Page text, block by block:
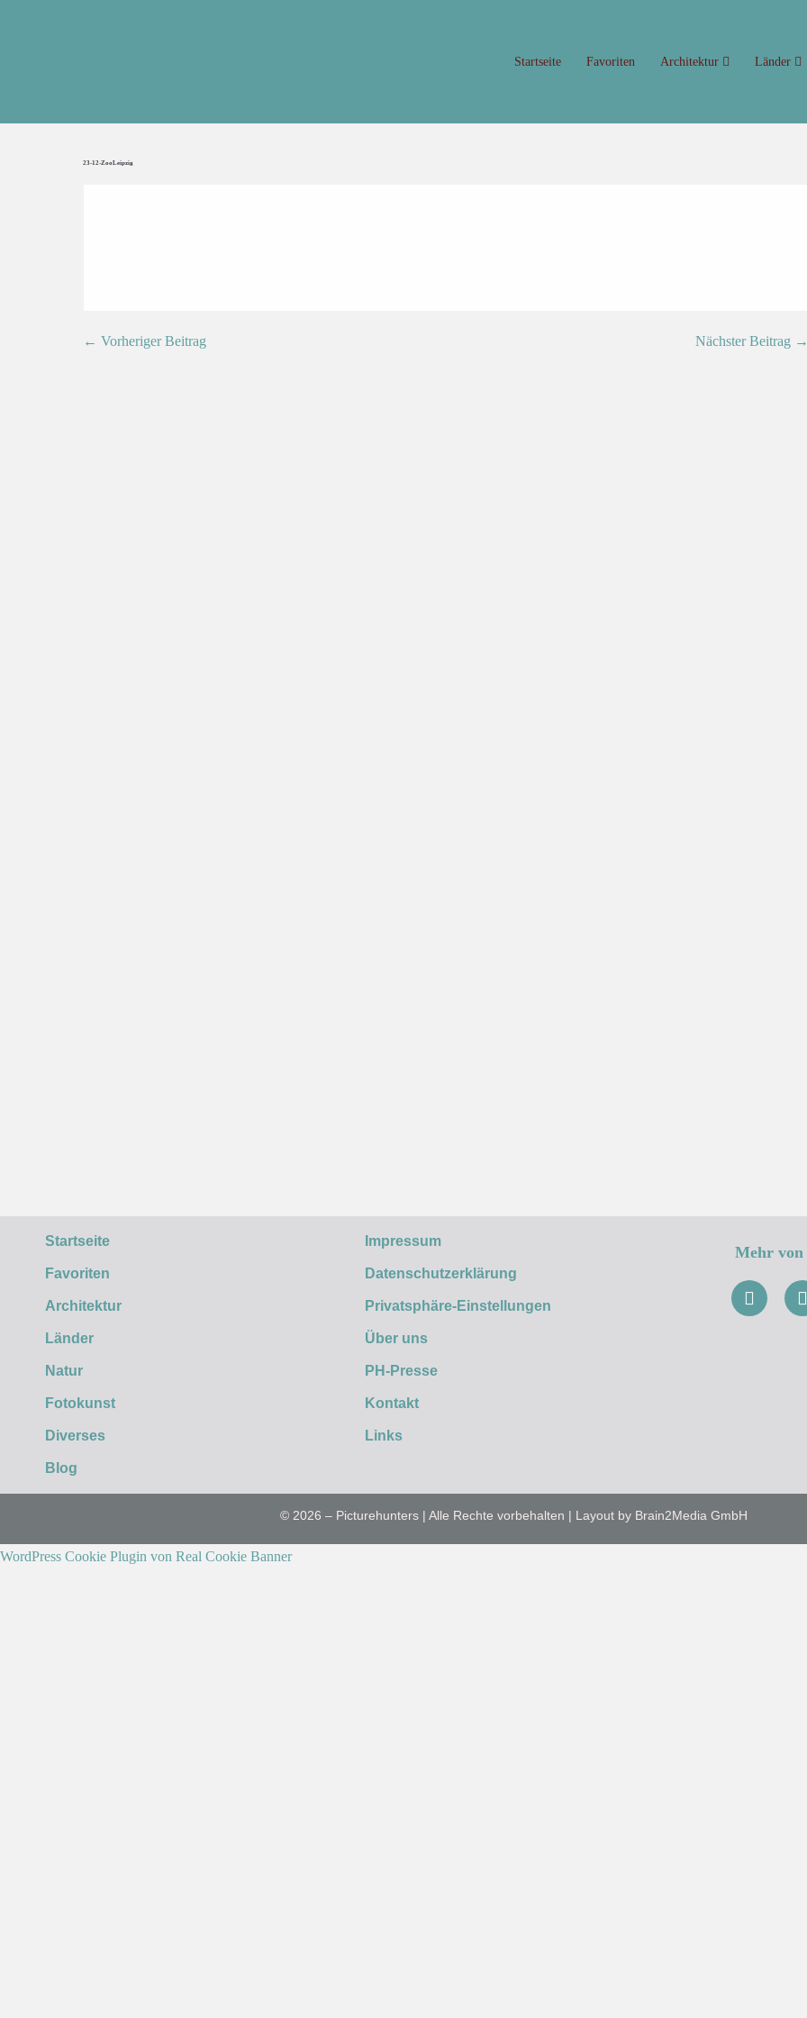
Startseite Favoriten Architektur Länder
23-12-ZooLeipzig
← Vorheriger Beitrag Nächster Beitrag →
Startseite
Favoriten
Architektur
Länder
Natur
Fotokunst
Diverses
Blog
Impressum
Datenschutzerklärung
Privatsphäre-Einstellungen
Über uns
PH-Presse
Kontakt
Links
Mehr von
© 2026 – Picturehunters | Alle Rechte vorbehalten | Layout by Brain2Media GmbH
WordPress Cookie Plugin von Real Cookie Banner